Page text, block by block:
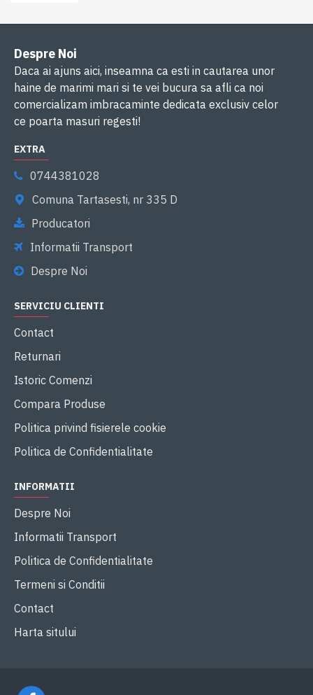
Despre Noi
Daca ai ajuns aici, inseamna ca esti in cautarea unor
haine de marimi mari si te vei bucura sa afli ca noi
comercializam imbracaminte dedicata exclusiv celor
ce poarta masuri regesti!
EXTRA
0744381028
Comuna Tartasesti, nr 335 D
Producatori
Informatii Transport
Despre Noi
SERVICIU CLIENTI
Contact
Returnari
Istoric Comenzi
Compara Produse
Politica privind fisierele cookie
Politica de Confidentialitate
INFORMATII
Despre Noi
Informatii Transport
Politica de Confidentialitate
Termeni si Conditii
Contact
Harta sitului